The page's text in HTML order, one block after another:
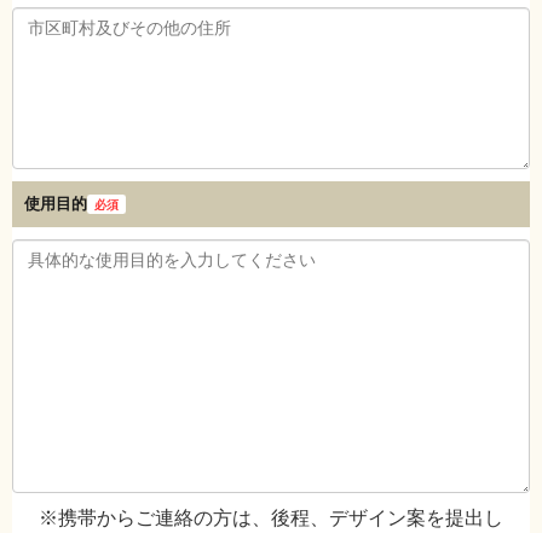
使用目的 必須
※携帯からご連絡の方は、後程、デザイン案を提出し